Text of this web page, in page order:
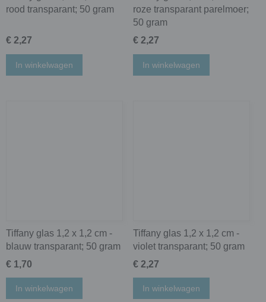
rood transparant; 50 gram
€ 2,27
In winkelwagen
roze transparant parelmoer;
50 gram
€ 2,27
In winkelwagen
Tiffany glas 1,2 x 1,2 cm -
blauw transparant; 50 gram
€ 1,70
In winkelwagen
Tiffany glas 1,2 x 1,2 cm -
violet transparant; 50 gram
€ 2,27
In winkelwagen